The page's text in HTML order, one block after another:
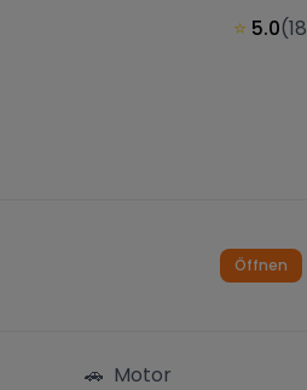
⭐ 5.0(18
Öffnen
🚗 Motor